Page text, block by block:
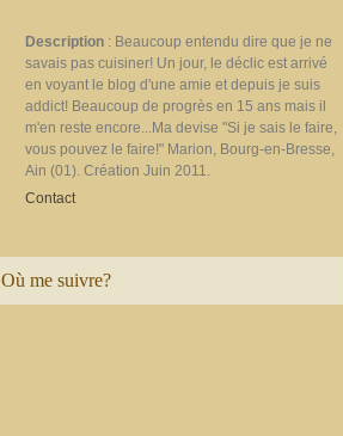
Description : Beaucoup entendu dire que je ne
savais pas cuisiner! Un jour, le déclic est arrivé
en voyant le blog d'une amie et depuis je suis
addict! Beaucoup de progrès en 15 ans mais il
m'en reste encore...Ma devise "Si je sais le faire,
vous pouvez le faire!" Marion, Bourg-en-Bresse,
Ain (01). Création Juin 2011.
Contact
Où me suivre?